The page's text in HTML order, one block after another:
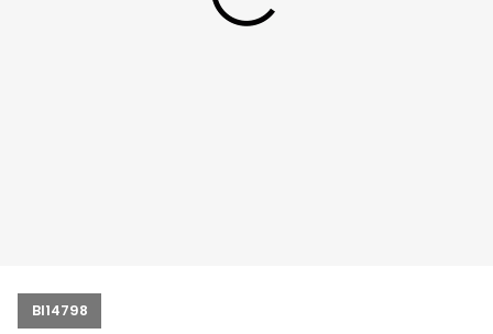
BI14798